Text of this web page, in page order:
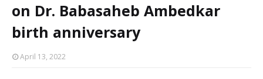
on Dr. Babasaheb Ambedkar
birth anniversary
April 13, 2022